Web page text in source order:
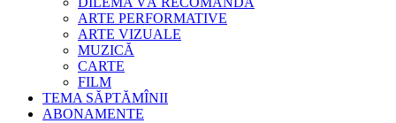
ARTE PERFORMATIVE
ARTE VIZUALE
MUZICĂ
CARTE
FILM
TEMA SĂPTĂMÎNII
ABONAMENTE